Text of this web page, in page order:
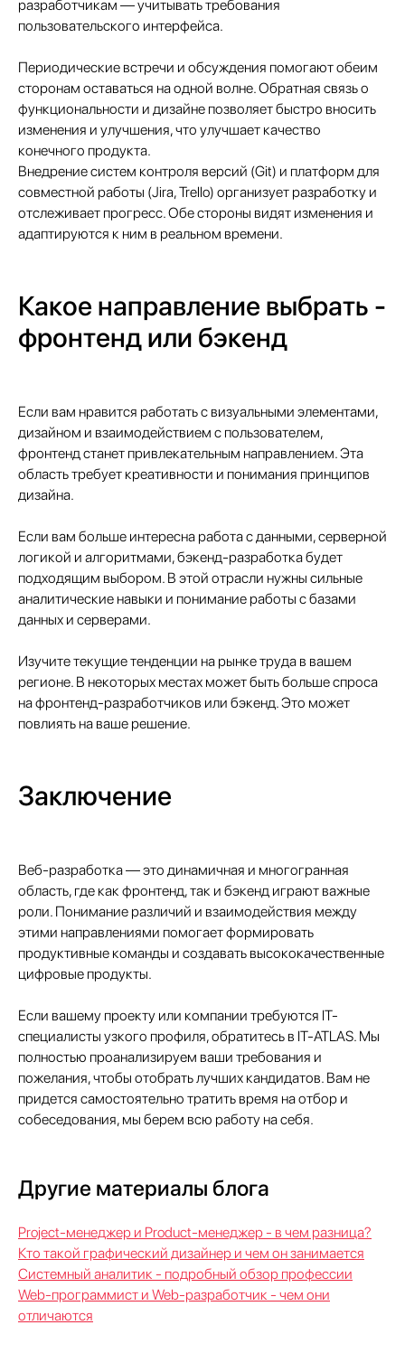
разработчикам — учитывать требования
пользовательского интерфейса.
Периодические встречи и обсуждения помогают обеим
сторонам оставаться на одной волне. Обратная связь о
функциональности и дизайне позволяет быстро вносить
изменения и улучшения, что улучшает качество
конечного продукта.
Внедрение систем контроля версий (Git) и платформ для
совместной работы (Jira, Trello) организует разработку и
отслеживает прогресс. Обе стороны видят изменения и
адаптируются к ним в реальном времени.
Какое направление выбрать -
фронтенд или бэкенд
Если вам нравится работать с визуальными элементами,
дизайном и взаимодействием с пользователем,
фронтенд станет привлекательным направлением. Эта
область требует креативности и понимания принципов
дизайна.
Если вам больше интересна работа с данными, серверной
логикой и алгоритмами, бэкенд-разработка будет
подходящим выбором. В этой отрасли нужны сильные
аналитические навыки и понимание работы с базами
данных и серверами.
Изучите текущие тенденции на рынке труда в вашем
регионе. В некоторых местах может быть больше спроса
на фронтенд-разработчиков или бэкенд. Это может
повлиять на ваше решение.
Заключение
Веб-разработка — это динамичная и многогранная
область, где как фронтенд, так и бэкенд играют важные
роли. Понимание различий и взаимодействия между
этими направлениями помогает формировать
продуктивные команды и создавать высококачественные
цифровые продукты.
Если вашему проекту или компании требуются IT-
специалисты узкого профиля, обратитесь в IT-ATLAS. Мы
полностью проанализируем ваши требования и
пожелания, чтобы отобрать лучших кандидатов. Вам не
придется самостоятельно тратить время на отбор и
собеседования, мы берем всю работу на себя.
Другие материалы блога
Project-менеджер и Product-менеджер - в чем разница?
Кто такой графический дизайнер и чем он занимается
Системный аналитик - подробный обзор профессии
Web-программист и Web-разработчик - чем они
отличаются
Отправить заявку
Москва
О нас
Экспертиза
Цены
Клиенты
Имплант
Блог
Политика конфиденциальности
Agios Georgios Chavouzas,
office 1-2 Limassol, Cyprus
+7 499 380 89 20
info@it-atlas.ru